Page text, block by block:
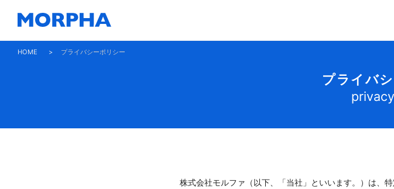
HOME > プライバシーポリシー
プライバ
株式会社モルファ（以下、「当社」といいます。）は、